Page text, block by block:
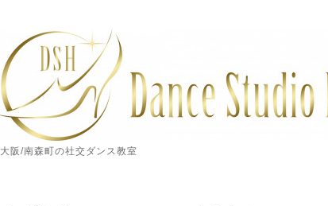
大阪/南森町の社交ダンス教室